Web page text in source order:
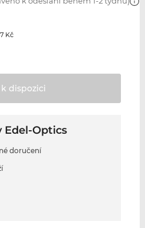
Kč
dispozici
Edel-Optics
doručení